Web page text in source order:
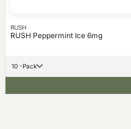
RUSH
RUSH Peppermint Ice 6mg
10 -Pack